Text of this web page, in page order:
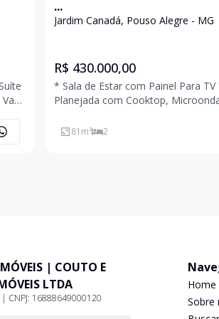
...
Jardim Canadá, Pouso Alegre - MG
R$ 430.000,00
* Sala de Estar com Painel Para
Planejada com Cooktop,
Planejado * Área de Serviço * 02
Coberta * Imóvel com Ar
81 m² 2
| COUTO E
LTDA
| CNPJ: 16888649000120
Home
Sobre